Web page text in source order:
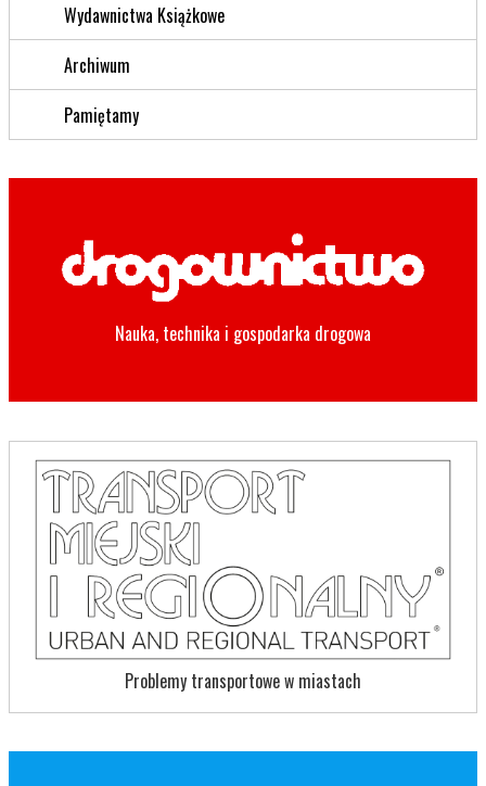
Wydawnictwa Książkowe
Archiwum
Pamiętamy
Nauka, technika i gospodarka drogowa
Problemy transportowe w miastach